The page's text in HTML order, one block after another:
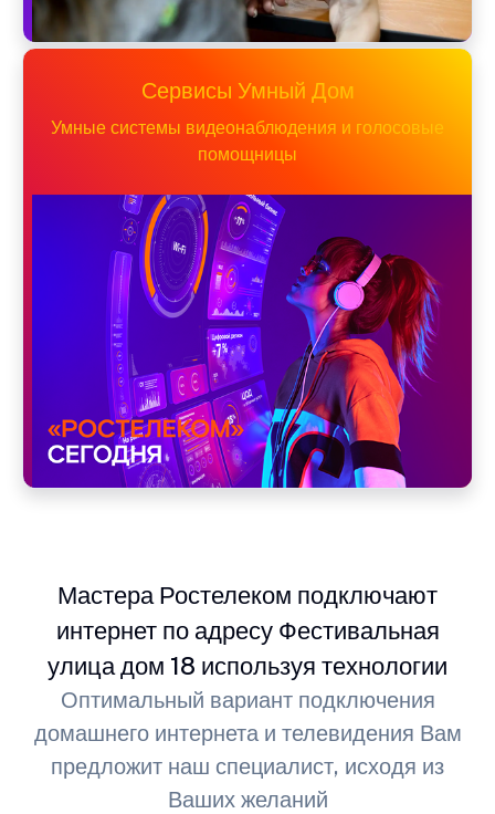
Сервисы Умный Дом
Умные системы видеонаблюдения и голосовые
помощницы
Мастера Ростелеком подключают
интернет по адресу Фестивальная
улица дом 18 используя технологии
Оптимальный вариант подключения
домашнего интернета и телевидения Вам
предложит наш специалист, исходя из
Ваших желаний